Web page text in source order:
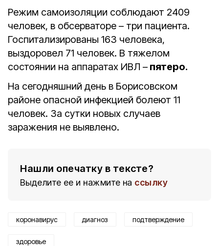
Режим самоизоляции соблюдают 2409
человек, в обсерваторе – три пациента.
Госпитализированы 163 человека,
выздоровел 71 человек. В тяжелом
состоянии на аппаратах ИВЛ – пятеро.
На сегодняшний день в Борисовском
районе опасной инфекцией болеют 11
человек. За сутки новых случаев
заражения не выявлено.
Нашли опечатку в тексте?
Выделите ее и нажмите на ссылку
коронавирус диагноз подтверждение
здоровье